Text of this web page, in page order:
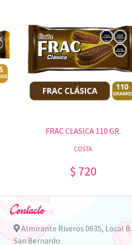
FRAC CLASICA 110 GR.
COSTA
$ 720
Contacto
Almirante Riveros 0635, Local B.
San Bernardo